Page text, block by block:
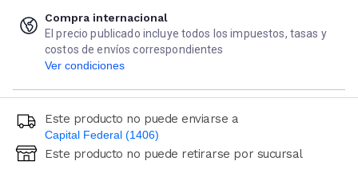
Compra internacional
El precio publicado incluye todos los impuestos, tasas y
costos de envíos correspondientes
Ver condiciones
Este producto no puede enviarse a
Capital Federal (1406)
Ingresá código postal (sólo números)
Este producto no puede retirarse por sucursal